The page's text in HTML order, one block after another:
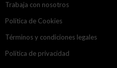
Trabaja con nosotros
Política de Cookies
Términos y condiciones legales
Política de privacidad